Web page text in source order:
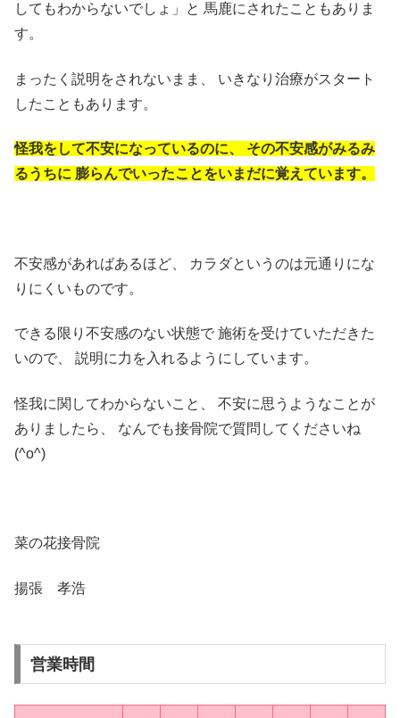
してもわからないでしょ」と 馬鹿にされたこともありま
す。
まったく説明をされないまま、
いきなり治療がスタート
したこともあります。
怪我をして不安になっているのに、
その不安感がみるみ
るうちに 膨らんでいったことをいまだに覚えています。
不安感があればあるほど、
カラダというのは元通りにな
りにくいものです。
できる限り不安感のない状態で 施術を受けていただきた
いので、
説明に力を入れるようにしています。
怪我に関してわからないこと、
不安に思うようなことが
ありましたら、
なんでも接骨院で質問してくださいね
(^o^)
菜の花接骨院
揚張 孝浩
営業時間